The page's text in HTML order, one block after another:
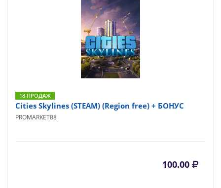
18 ПРОДАЖ
Cities Skylines (STEAM) (Region free) + БОНУС
PROMARKET88
100.00